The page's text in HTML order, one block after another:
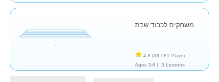
משחקים לכבוד שבת
4.8 (38,581 Plays)
Ages 3-6 |
3 Lessons